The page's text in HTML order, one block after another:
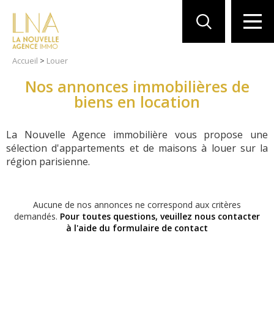
Accueil > Louer
Nos annonces immobilières de
biens en location
La Nouvelle Agence immobilière vous propose une
sélection d'appartements et de maisons à louer sur la
région parisienne.
Aucune de nos annonces ne correspond aux critères
demandés. Pour toutes questions, veuillez nous contacter
à l'aide du formulaire de contact